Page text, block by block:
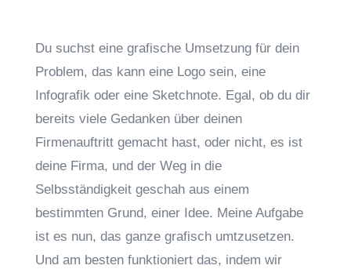
Du suchst eine grafische Umsetzung für dein
Problem, das kann eine Logo sein, eine
Infografik oder eine Sketchnote. Egal, ob du dir
bereits viele Gedanken über deinen
Firmenauftritt gemacht hast, oder nicht, es ist
deine Firma, und der Weg in die
Selbsständigkeit geschah aus einem
bestimmten Grund, einer Idee. Meine Aufgabe
ist es nun, das ganze grafisch umtzusetzen.
Und am besten funktioniert das, indem wir